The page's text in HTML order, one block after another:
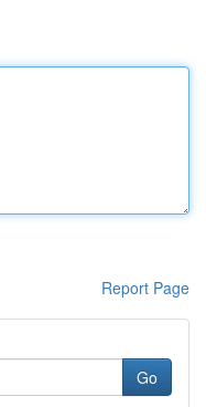
Report Page
Go